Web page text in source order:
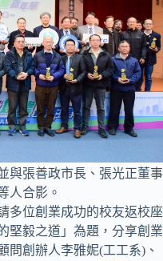
與張善政市長、張光正董事
人合影。
多位創業成功的校友返校座
堅毅之道」為題，分享創業
問創辦人李雅妮(工工系)、